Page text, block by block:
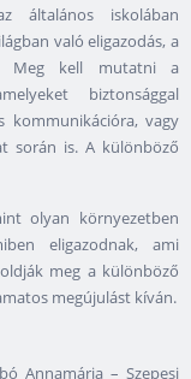
általános iskolában
való eligazodás, a
Meg kell mutatni a
biztonsággal
kommunikációra, vagy
során is. A különböző
olyan környezetben
eligazodnak, ami
meg a különböző
megújulást kíván.
Annamária – Szepesi